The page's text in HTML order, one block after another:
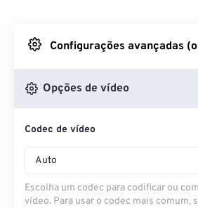
Do Google Drive
Do OneDrive
Configurações avançadas
Opções de vídeo
Codec de vídeo
Auto
Escolha um codec para codificar ou
vídeo. Para usar o codec mais comum,